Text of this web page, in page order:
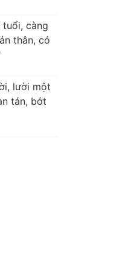
tuổi, càng
thân, có
lười một
tán, bớt